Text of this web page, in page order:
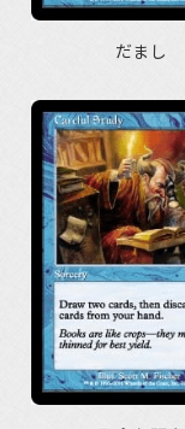
だまし